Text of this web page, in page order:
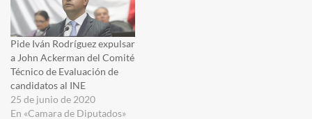
Pide Iván Rodríguez expulsar
a John Ackerman del Comité
Técnico de Evaluación de
candidatos al INE
25 de junio de 2020
En «Camara de Diputados»